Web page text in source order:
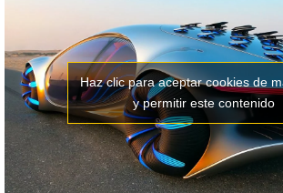
Haz clic para aceptar cookies de
y permitir este contenido